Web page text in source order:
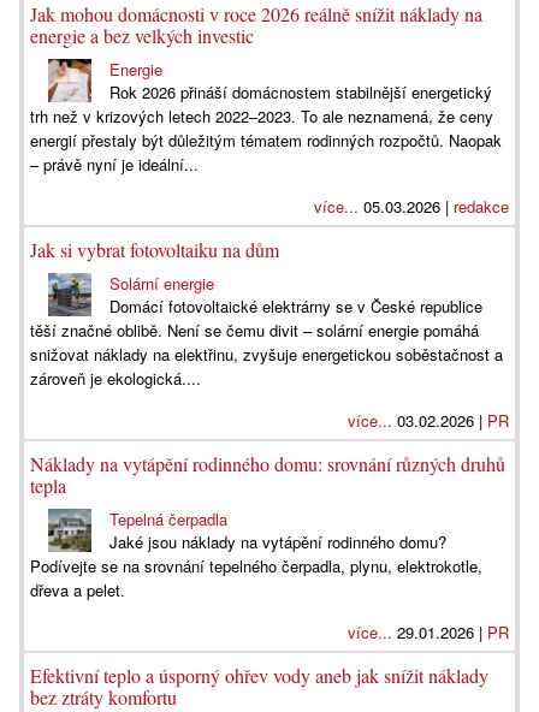
Jak mohou domácnosti v roce 2026 reálně snížit náklady na
energie a bez velkých investic
Energie
Rok 2026 přináší domácnostem stabilnější energetický
trh než v krizových letech 2022–2023. To ale neznamená, že ceny
energií přestaly být důležitým tématem rodinných rozpočtů. Naopak
– právě nyní je ideální...
více... 05.03.2026 | redakce
Jak si vybrat fotovoltaiku na dům
Solární energie
Domácí fotovoltaické elektrárny se v České republice
těší značné oblibě. Není se čemu divit – solární energie pomáhá
snižovat náklady na elektřinu, zvyšuje energetickou soběstačnost a
zároveň je ekologická....
více... 03.02.2026 | PR
Náklady na vytápění rodinného domu: srovnání různých druhů
tepla
Tepelná čerpadla
Jaké jsou náklady na vytápění rodinného domu?
Podívejte se na srovnání tepelného čerpadla, plynu, elektrokotle,
dřeva a pelet.
více... 29.01.2026 | PR
Efektivní teplo a úsporný ohřev vody aneb jak snížit náklady
bez ztráty komfortu